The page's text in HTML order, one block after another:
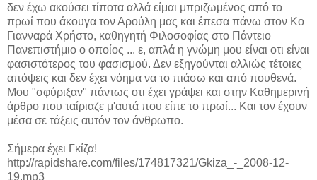
δεν έχω ακούσει τίποτα αλλά είμαι μπριζωμένος από το
πρωί που άκουγα τον Αρούλη μας και έπεσα πάνω στον Κο
Γιανναρά Χρήστο, καθηγητή Φιλοσοφίας στο Πάντειο
Πανεπιστήμιο ο οποίος ... ε, απλά η γνώμη μου είναι οτι είναι
φασιστότερος του φασισμού. Δεν εξηγούνται αλλιώς τέτοιες
απόψεις και δεν έχει νόημα να το πιάσω και από πουθενά.
Μου "σφύριξαν" πάντως οτι έχει γράψει και στην Καθημερινή
άρθρο που ταίριαζε μ'αυτά που είπε το πρωί... Και τον έχουν
μέσα σε τάξεις αυτόν τον άνθρωπο.
Σήμερα έχει Γκίζα!
http://rapidshare.com/files/174817321/Gkiza_-_2008-12-
19.mp3